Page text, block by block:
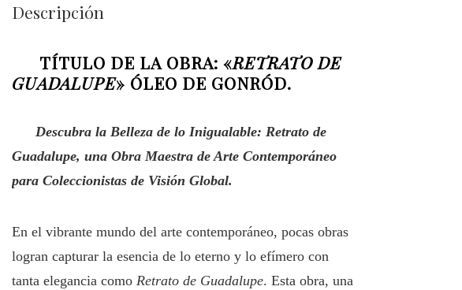
Descripción
TÍTULO DE LA OBRA: «RETRATO DE
GUADALUPE» ÓLEO DE GONRÓD.
Descubra la Belleza de lo Inigualable: Retrato de
Guadalupe, una Obra Maestra de Arte Contemporáneo
para Coleccionistas de Visión Global.
En el vibrante mundo del arte contemporáneo, pocas obras
logran capturar la esencia de lo eterno y lo efímero con
tanta elegancia como Retrato de Guadalupe. Esta obra, una